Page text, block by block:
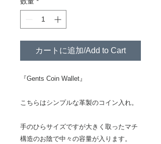
カートに追加/Add to Cart
『Gents Coin Wallet』
こちらはシンプルな革製のコイン入れ。
手のひらサイズですが大きく取ったマチ
構造のお陰で中々の容量が入ります。